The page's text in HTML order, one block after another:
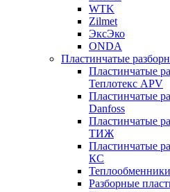
WTK
Zilmet
ЭксЭко
ONDA
Пластинчатые
Пластинчатые
Теплотекс APV
Пластинчатые
Danfoss
Пластинчатые
ТИЖ
Пластинчатые
КC
Разборные